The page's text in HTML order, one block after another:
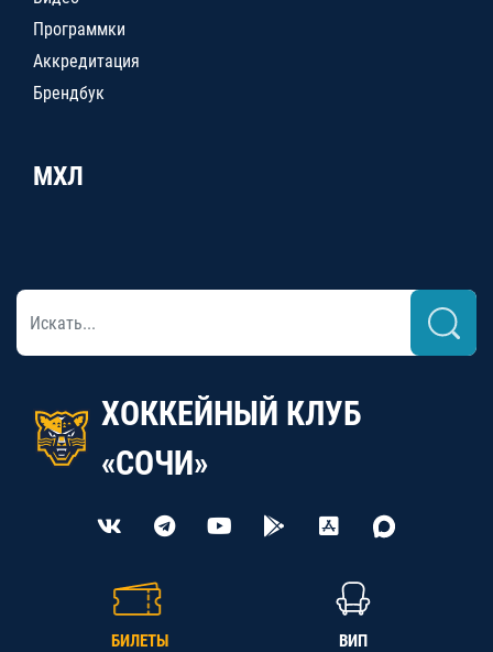
Программки
Аккредитация
Брендбук
МХЛ
ХОККЕЙНЫЙ КЛУБ
«СОЧИ»
БИЛЕТЫ ВИП